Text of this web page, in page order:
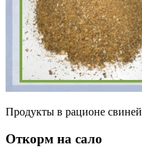
Продукты в рационе свиней
Откорм на сало